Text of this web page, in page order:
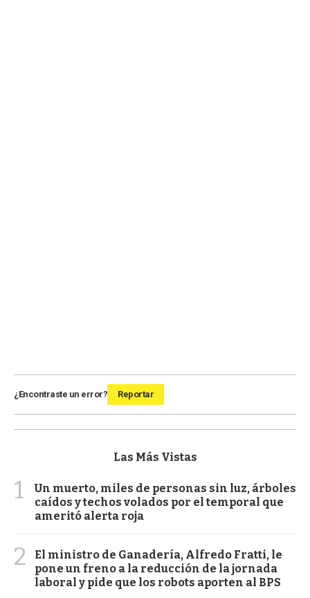
¿Encontraste un error? Reportar
Las Más Vistas
1
Un muerto, miles de personas sin luz, árboles
caídos y techos volados por el temporal que
ameritó alerta roja
2
El ministro de Ganadería, Alfredo Fratti, le
pone un freno a la reducción de la jornada
laboral y pide que los robots aporten al BPS